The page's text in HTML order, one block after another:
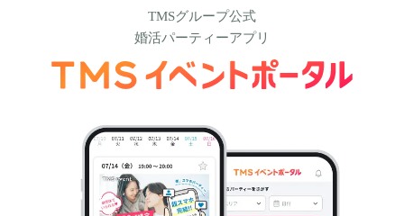
TMSグループ公式
婚活パーティーアプリ